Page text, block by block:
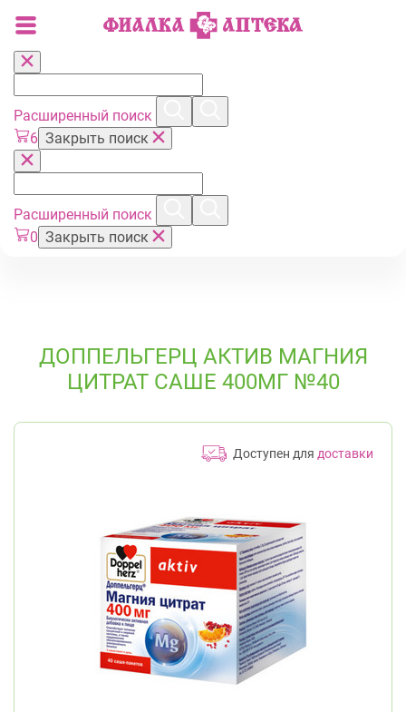
Расширенный поиск
6 Закрыть поиск
Расширенный поиск
0 Закрыть поиск
ДОППЕЛЬГЕРЦ АКТИВ МАГНИЯ
ЦИТРАТ САШЕ 400МГ №40
Доступен для доставки